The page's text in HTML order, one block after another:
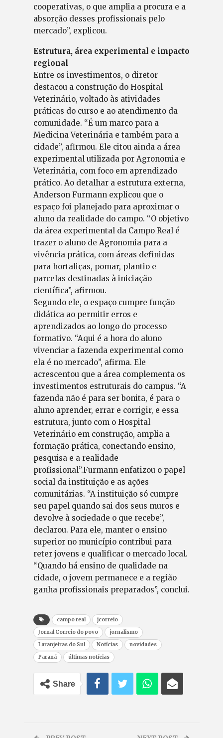
cooperativas, o que amplia a procura e a
absorção desses profissionais pelo
mercado”, explicou.
Estrutura, área experimental e impacto
regional
Entre os investimentos, o diretor
destacou a construção do Hospital
Veterinário, voltado às atividades
práticas do curso e ao atendimento da
comunidade. “É um marco para a
Medicina Veterinária e também para a
cidade”, afirmou. Ele citou ainda a área
experimental utilizada por Agronomia e
Veterinária, com foco em aprendizado
prático. Ao detalhar a estrutura externa,
Anderson Furmann explicou que o
espaço foi planejado para aproximar o
aluno da realidade do campo. “O objetivo
da área experimental da Campo Real é
trazer o aluno de Agronomia para a
vivência prática, com áreas definidas
para hortaliças, pomar, plantio e
parcelas destinadas à iniciação
científica”, afirmou.
Segundo ele, o espaço cumpre função
didática ao permitir erros e
aprendizados ao longo do processo
formativo. “Aqui é a hora do aluno
vivenciar a fazenda experimental como
ela é no mercado”, afirma. Ele
acrescentou que a área complementa os
investimentos estruturais do campus. “A
fazenda não é para ser bonita, é para o
aluno aprender, errar e corrigir, e essa
estrutura, junto com o Hospital
Veterinário em construção, amplia a
formação prática, conectando ensino,
pesquisa e a realidade
profissional”.Furmann enfatizou o papel
social da instituição e as ações
comunitárias. “A instituição só cumpre
seu papel quando sai dos seus muros e
devolve à sociedade o que recebe”,
declarou. Para ele, manter o ensino
superior no município contribui para
reter jovens e qualificar o mercado local.
“Quando há ensino de qualidade na
cidade, o jovem permanece e a região
ganha profissionais preparados”, conclui.
campo real
jcorreio
Jornal Correio do povo
jornalismo
Laranjeiras do Sul
Notícias
novidades
Paraná
últimas notícias
Share